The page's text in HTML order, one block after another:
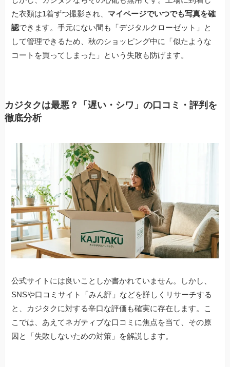
た衣類は1着ずつ撮影され、 マイページでいつでも写真を確
認できます。手元にない間も「デジタルクローゼット」と
して管理できるため、秋のショッピング中に「似たような
コートを買ってしまった」という失敗も防げます。
カジタクは最悪？「遅い・シワ」の口コミ・評判を
徹底分析
公式サイトには良いことしか書かれていません。しかし、
SNSや口コミサイト「みん評」などを詳しくリサーチする
と、カジタクに対する辛口な評価も確実に存在します。こ
こでは、あえてネガティブな口コミに焦点を当て、その原
因と「失敗しないための対策」を解説します。